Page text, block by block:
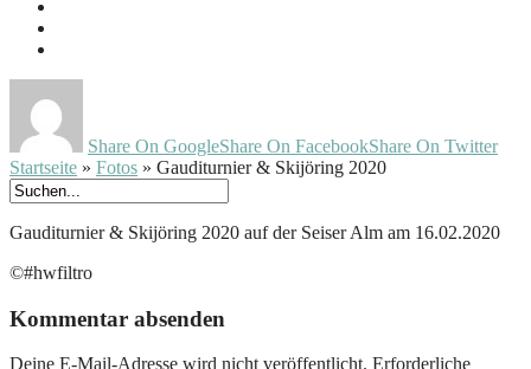
Share On GoogleShare On FacebookShare On Twitter
Startseite » Fotos » Gauditurnier & Skijöring 2020
Gauditurnier & Skijöring 2020 auf der Seiser Alm am 16.02.2020
©#hwfiltro
Kommentar absenden
Deine E-Mail-Adresse wird nicht veröffentlicht. Erforderliche